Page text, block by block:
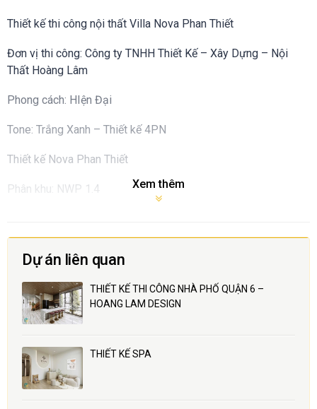
Thiết kế thi công nội thất Villa Nova Phan Thiết
Đơn vị thi công: Công ty TNHH Thiết Kế – Xây Dựng – Nội
Thất Hoàng Lâm
Phong cách: HIện Đại
Tone: Trắng Xanh – Thiết kế 4PN
Thiết kế Nova Phan Thiết
Phân khu: NWP 1.4 Xem thêm
Dự án liên quan
THIẾT KẾ THI CÔNG NHÀ PHỐ QUẬN 6 –
HOANG LAM DESIGN
THIẾT KẾ SPA